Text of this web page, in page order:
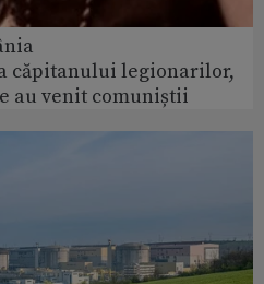
căpitanului legionarilor,
au venit comuniștii